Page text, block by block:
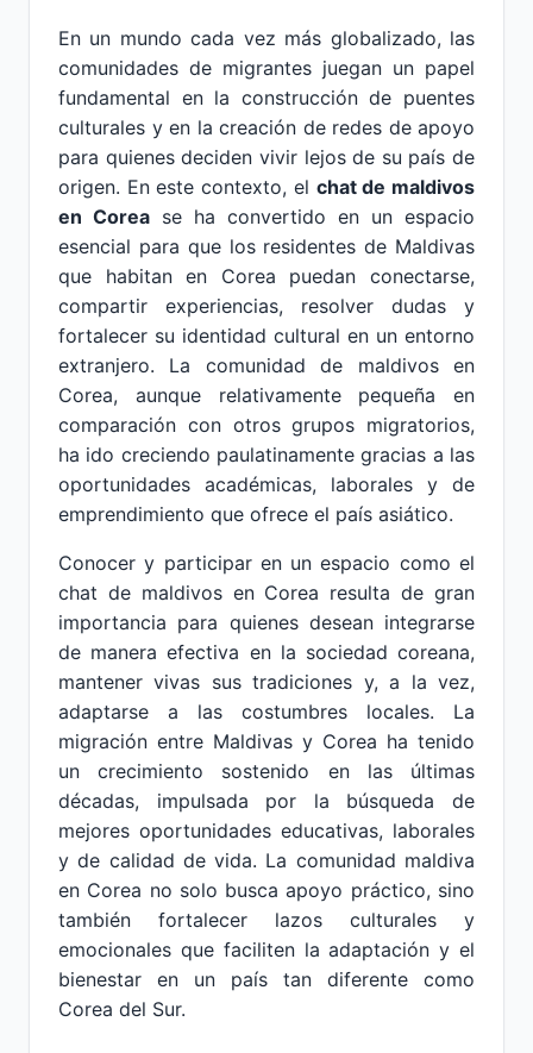
En un mundo cada vez más globalizado, las
comunidades de migrantes juegan un papel
fundamental en la construcción de puentes
culturales y en la creación de redes de apoyo
para quienes deciden vivir lejos de su país de
origen. En este contexto, el chat de maldivos
en Corea se ha convertido en un espacio
esencial para que los residentes de Maldivas
que habitan en Corea puedan conectarse,
compartir experiencias, resolver dudas y
fortalecer su identidad cultural en un entorno
extranjero. La comunidad de maldivos en
Corea, aunque relativamente pequeña en
comparación con otros grupos migratorios,
ha ido creciendo paulatinamente gracias a las
oportunidades académicas, laborales y de
emprendimiento que ofrece el país asiático.
Conocer y participar en un espacio como el
chat de maldivos en Corea resulta de gran
importancia para quienes desean integrarse
de manera efectiva en la sociedad coreana,
mantener vivas sus tradiciones y, a la vez,
adaptarse a las costumbres locales. La
migración entre Maldivas y Corea ha tenido
un crecimiento sostenido en las últimas
décadas, impulsada por la búsqueda de
mejores oportunidades educativas, laborales
y de calidad de vida. La comunidad maldiva
en Corea no solo busca apoyo práctico, sino
también fortalecer lazos culturales y
emocionales que faciliten la adaptación y el
bienestar en un país tan diferente como
Corea del Sur.